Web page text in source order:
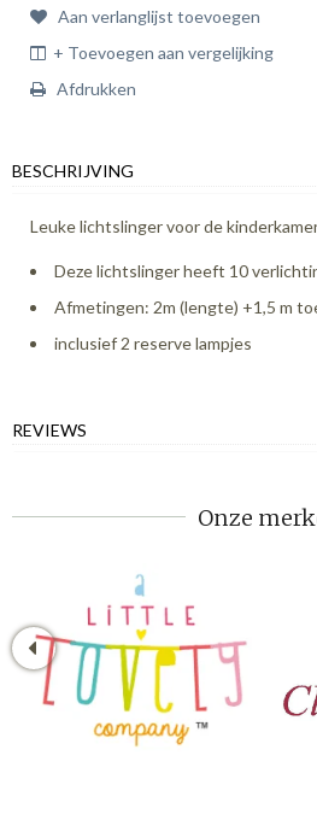
Aan verlanglijst toevoegen
+ Toevoegen aan vergelijking
Afdrukken
BESCHRIJVING
Leuke lichtslinger voor de
Deze lichtslinger heeft 10
Afmetingen: 2m (lengte) +1,5 m
inclusief 2 reserve lampjes
REVIEWS
Onze